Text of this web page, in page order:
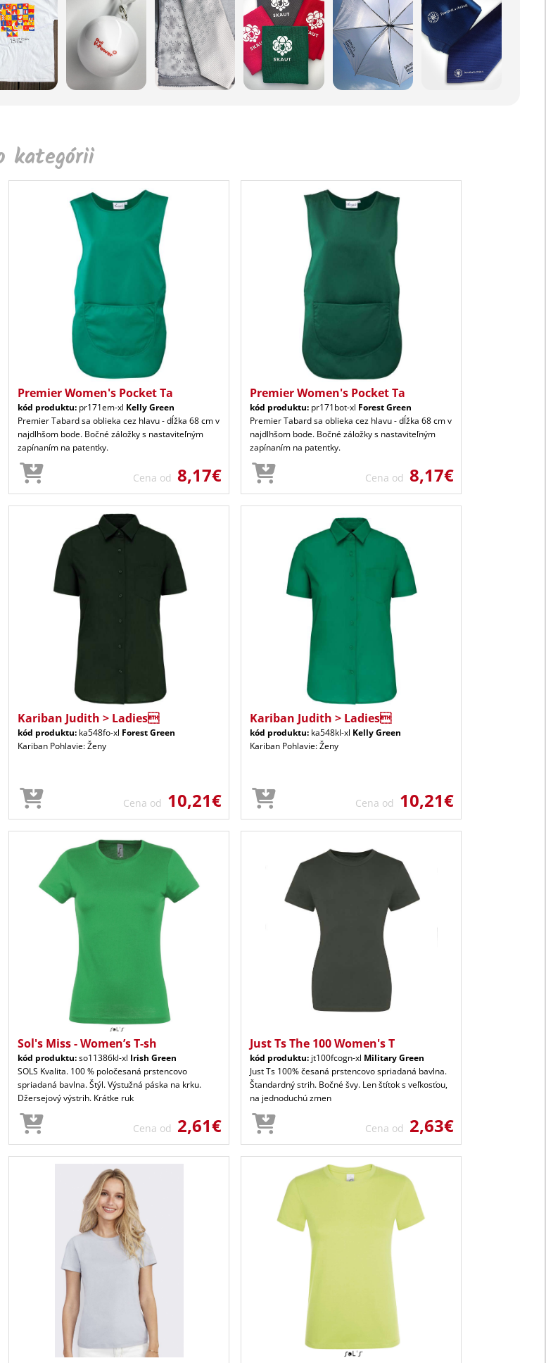
kategórii
Premier Women's Pocket Ta
kód produktu: pr171em-xl Kelly Green
Premier Tabard sa oblieka cez hlavu - dĺžka 68 cm v
najdlhšom bode. Bočné záložky s nastaviteľným
zapínaním na patentky.
Cena od 8,17€
Premier Women's Pocket Ta
kód produktu: pr171bot-xl Forest Green
Premier Tabard sa oblieka cez hlavu - dĺžka 68 cm v
najdlhšom bode. Bočné záložky s nastaviteľným
zapínaním na patentky.
Cena od 8,17€
Kariban Judith > Ladies
kód produktu: ka548fo-xl Forest Green
Kariban Pohlavie: Ženy
Cena od 10,21€
Kariban Judith > Ladies
kód produktu: ka548kl-xl Kelly Green
Kariban Pohlavie: Ženy
Cena od 10,21€
Sol's Miss - Women’s T-sh
kód produktu:so11386kl-xl Irish Green
SOLS Kvalita. 100 % poločesaná prstencovo
spriadaná bavlna. Štýl. Výstužná páska na krku.
Džersejový výstrih. Krátke ruk
Cena od 2,61€
Just Ts The 100 Women's T
kód produktu: jt100fcogn-xl Military Green
Just Ts 100% česaná prstencovo spriadaná bavlna.
Štandardný strih. Bočné švy. Len štítok s veľkosťou,
na jednoduchú zmen
Cena od 2,63€